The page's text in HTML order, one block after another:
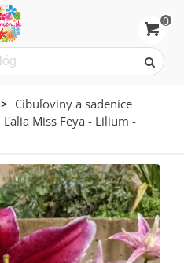
0
> Cibuľoviny a sadenice
Ľalia Miss Feya - Lilium -